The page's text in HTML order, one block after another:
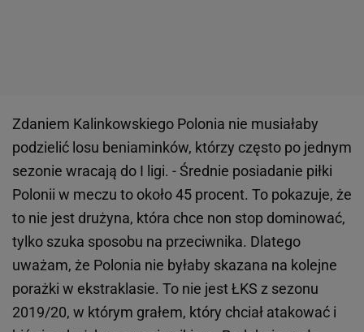
Zdaniem Kalinkowskiego Polonia nie musiałaby
podzielić losu beniaminków, którzy często po jednym
sezonie wracają do I ligi. - Średnie posiadanie piłki
Polonii w meczu to około 45 procent. To pokazuje, że
to nie jest drużyna, która chce non stop dominować,
tylko szuka sposobu na przeciwnika. Dlatego
uważam, że Polonia nie byłaby skazana na kolejne
porażki w ekstraklasie. To nie jest ŁKS z sezonu
2019/20, w którym grałem, który chciał atakować i